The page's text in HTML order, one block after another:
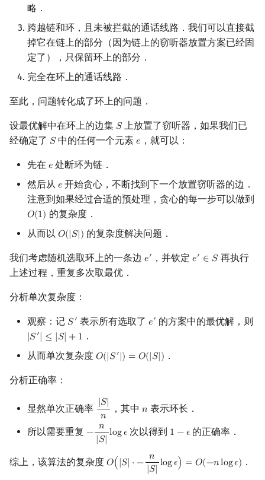
略．
跨越链和环，且未被拦截的通话线路．我们可以直接截
掉它在链上的部分（因为链上的窃听器放置方案已经固
定了），只保留环上的部分．
完全在环上的通话线路．
至此，问题转化成了环上的问题．
设最优解中在环上的边集 𝑆
S上放置了窃听器，如果我们已
经确定了 𝑆
S中的任何一个元素𝑒
e ，就可以：
先在 𝑒
e 处断环为链．
然后从 𝑒
e 开始贪心，不断找到下一个放置窃听器的边．
注意到如果经过合适的预处理，贪心的每一步可以做到
𝑂(1)
O(1) 的复杂度．
从而以 𝑂(|𝑆|)
O(| S| ) 的复杂度解决问题．
我们考虑随机选取环上的一条边 𝑒′
e′ ，并钦定𝑒′ ∈ 𝑆
e′ ∈S 再执行
上述过程，重复多次取最优．
分析单次复杂度：
观察：记 𝑆′
S′ 表示所有选取了𝑒′
e′ 的方案中的最优解，则
|𝑆′| ≤ |𝑆| + 1
|S′ ≤|S |+1
．
从而单次复杂度 𝑂(|𝑆′|) = 𝑂(|𝑆|)
O(| S′| )= O( |S| ．
分析正确率：
显然单次正确率 |𝑆|
𝑛
|S|n ，其中𝑛
n 表示环长．
所以需要重复 − 𝑛
|𝑆| log𝜖
−n|S|logϵ 次以得到 1 −𝜖
1 −ϵ 的正确率．
综上，该算法的复杂度 𝑂(|𝑆| ⋅ − 𝑛
|𝑆| log𝜖) = 𝑂(−𝑛log𝜖)
O(| S| − n|S|logϵ)=O (− nlogϵ) ．